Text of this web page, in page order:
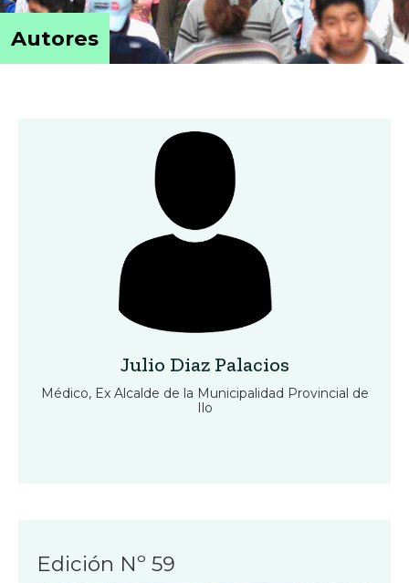
Autores
Julio Diaz Palacios
Médico, Ex Alcalde de la Municipalidad Provincial de
Ilo
Edición Nº 59